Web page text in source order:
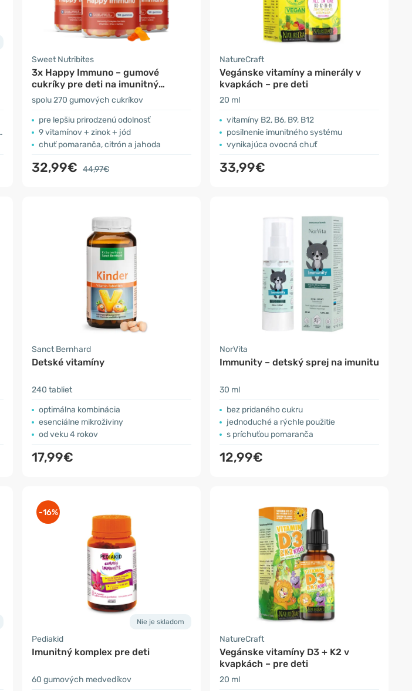
Sweet Nutribites
3x Happy Immuno – gumové
cukríky pre deti na imunitný
systém
spolu 270 gumových cukríkov
pre lepšiu prirodzenú odolnosť
9 vitamínov + zinok + jód
chuť pomaranča, citrón a jahoda
32,99€ 44,97€
NatureCraft
Vegánske vitamíny a minerály v
kvapkách – pre deti
20 ml
vitamíny B2, B6, B9, B12
posilnenie imunitného systému
vynikajúca ovocná chuť
33,99€
Sanct Bernhard
Detské vitamíny
240 tabliet
optimálna kombinácia
esenciálne mikroživiny
od veku 4 rokov
17,99€
NorVita
Immunity – detský sprej na imunitu
30 ml
bez pridaného cukru
jednoduché a rýchle použitie
s príchuťou pomaranča
12,99€
-16%
Nie je skladom
Pediakid
Imunitný komplex pre deti
60 gumových medvedíkov
NatureCraft
Vegánske vitamíny D3 + K2 v
kvapkách – pre deti
20 ml